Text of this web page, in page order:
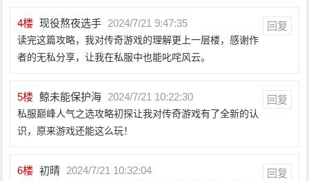
4楼 现役熬夜选手 2024/7/21 9:47:35 回复
读完这篇攻略，我对传奇游戏的理解更上一层楼，感谢作
者的无私分享，让我在私服中也能叱咤风云。
5楼 鲸未能保护海 2024/7/21 10:22:30 回复
私服巅峰人气之选攻略初探让我对传奇游戏有了全新的认
识，原来游戏还能这么玩！
6楼 初晴 2024/7/21 10:32:04 回复